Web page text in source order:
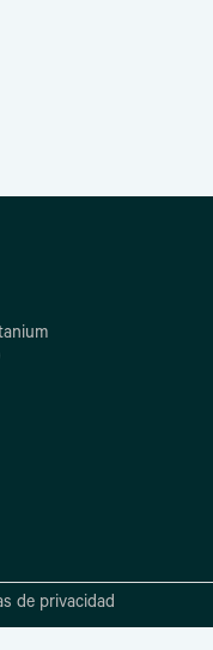
de privacidad